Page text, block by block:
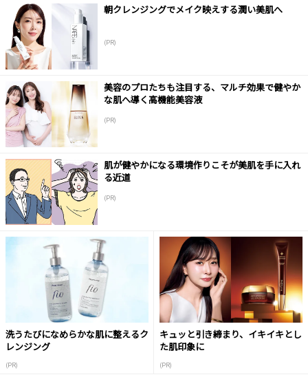
朝クレンジングでメイク映えする潤い美肌へ
(PR)
美容のプロたちも注目する、マルチ効果で健やか
な肌へ導く高機能美容液
(PR)
肌が健やかになる環境作りこそが美肌を手に入れ
る近道
(PR)
洗うたびになめらかな肌に整えるク
レンジング
(PR)
キュッと引き締まり、イキイキとし
た肌印象に
(PR)